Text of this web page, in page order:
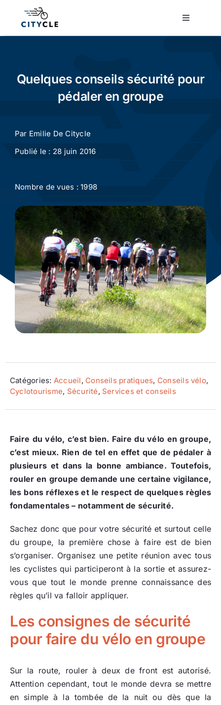
Toggle
Cyclisme urbain
Actualité
Ecologie
Quelques conseils sécurité pour
pédaler en groupe
Par Emilie De Citycle
Publié le : 28 juin 2016
Nombre de vues : 1998
Catégories: Accueil, Conseils pratiques, Conseils vélo,
Cyclotourisme, Sécurité, Services et conseils
Faire du vélo, c’est bien. Faire du vélo en groupe,
c’est mieux. Rien de tel en effet que de pédaler à
plusieurs et dans la bonne ambiance. Toutefois,
rouler en groupe demande une certaine vigilance,
les bons réflexes et le respect de quelques règles
fondamentales – notamment de sécurité.
Sachez donc que pour votre sécurité et surtout celle
du groupe, la première chose à faire est de bien
s’organiser. Organisez une petite réunion avec tous
les cyclistes qui participeront à la sortie et assurez-
vous que tout le monde prenne connaissance des
règles qu’il va falloir appliquer.
Les consignes de sécurité
pour faire du vélo en groupe
Sur la route, rouler à deux de front est autorisé.
Attention cependant, tout le monde devra se mettre
en simple à la tombée de la nuit ou dès que la